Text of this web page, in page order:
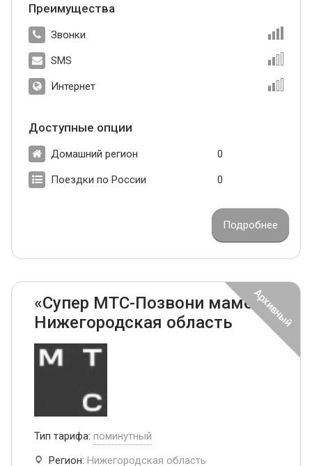
Преимущества
Звонки
SMS
Интернет
Доступные опции
Домашний регион 0
Поездки по России 0
Подробнее
«Супер МТС-Позвони маме»
Нижегородская область
Тип тарифа: поминутный
Регион: Нижегородская область